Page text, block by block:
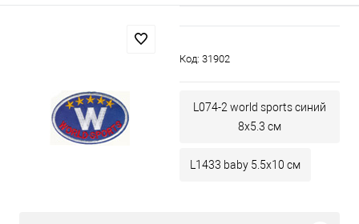
Код: 31902
L074-2 world sports синий
8х5.3 см
L1433 baby 5.5х10 см